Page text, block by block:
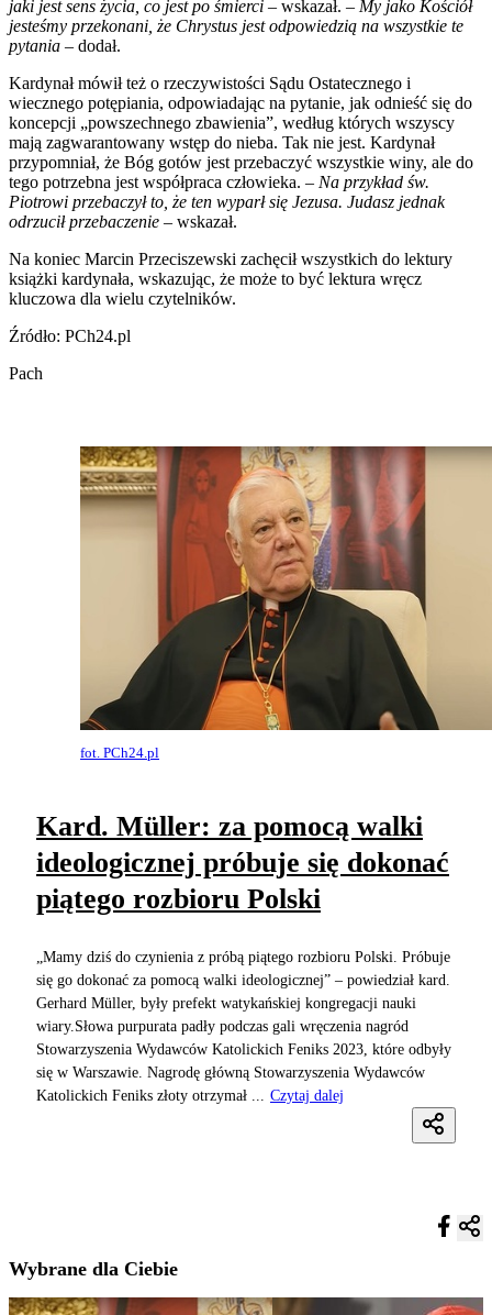
jaki jest sens życia, co jest po śmierci – wskazał. – My jako Kościół
jesteśmy przekonani, że Chrystus jest odpowiedzią na wszystkie te
pytania – dodał.
Kardynał mówił też o rzeczywistości Sądu Ostatecznego i
wiecznego potępiania, odpowiadając na pytanie, jak odnieść się do
koncepcji „powszechnego zbawienia”, według których wszyscy
mają zagwarantowany wstęp do nieba. Tak nie jest. Kardynał
przypomniał, że Bóg gotów jest przebaczyć wszystkie winy, ale do
tego potrzebna jest współpraca człowieka. – Na przykład św.
Piotrowi przebaczył to, że ten wyparł się Jezusa. Judasz jednak
odrzucił przebaczenie – wskazał.
Na koniec Marcin Przeciszewski zachęcił wszystkich do lektury
książki kardynała, wskazując, że może to być lektura wręcz
kluczowa dla wielu czytelników.
Źródło: PCh24.pl
Pach
fot. PCh24.pl
Kard. Müller: za pomocą walki
ideologicznej próbuje się dokonać
piątego rozbioru Polski
„Mamy dziś do czynienia z próbą piątego rozbioru Polski. Próbuje
się go dokonać za pomocą walki ideologicznej” – powiedział kard.
Gerhard Müller, były prefekt watykańskiej kongregacji nauki
wiary.Słowa purpurata padły podczas gali wręczenia nagród
Stowarzyszenia Wydawców Katolickich Feniks 2023, które odbyły
się w Warszawie. Nagrodę główną Stowarzyszenia Wydawców
Katolickich Feniks złoty otrzymał ...
Czytaj dalej
Wybrane dla Ciebie